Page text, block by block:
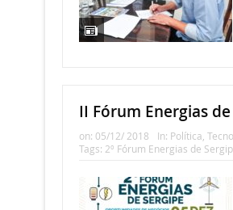
II Fórum Energias
on: 05/12/ 2018 In: Política
Tags: 2º Fórum Energias de